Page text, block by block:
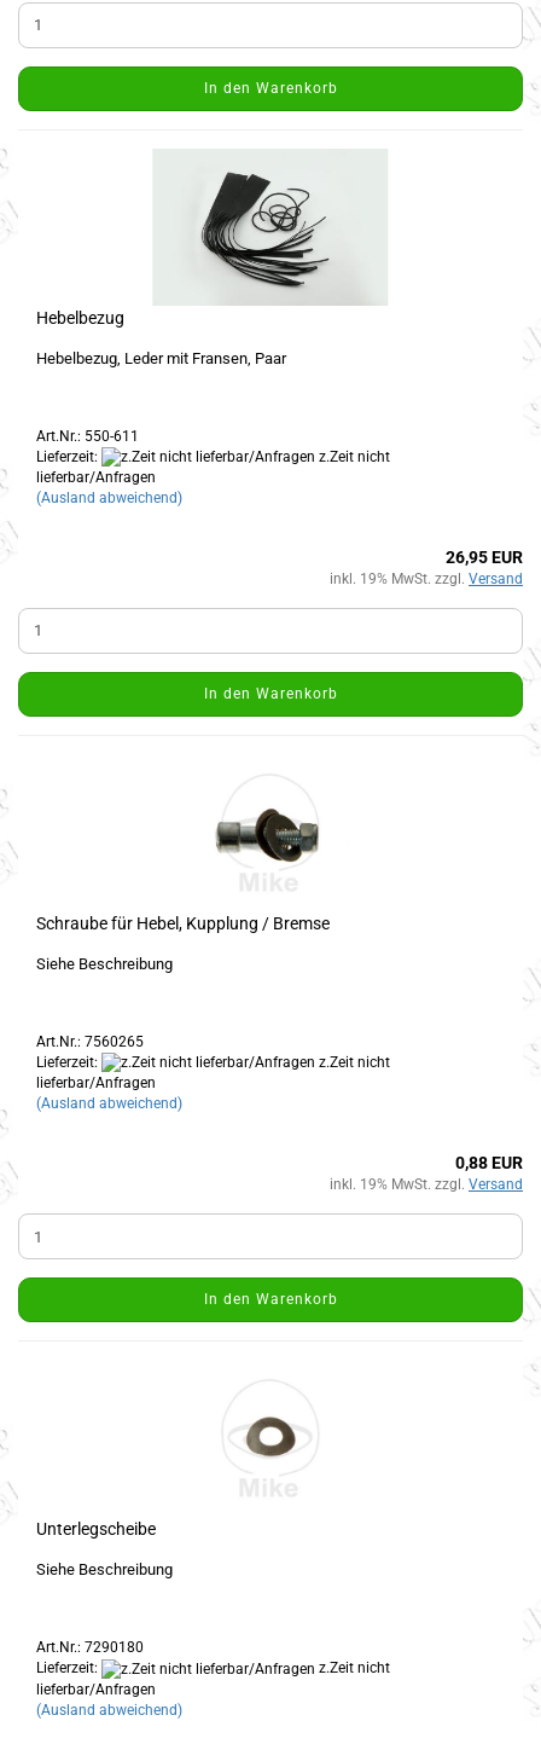
In den Warenkorb
Hebelbezug
Hebelbezug, Leder mit Fransen, Paar
Art.Nr.: 550-611
Lieferzeit:
z.Zeit nicht
lieferbar/Anfragen
(Ausland abweichend)
26,95 EUR
inkl. 19% MwSt. zzgl. Versand
In den Warenkorb
Schraube für Hebel, Kupplung / Bremse
Siehe Beschreibung
Art.Nr.: 7560265
Lieferzeit:
z.Zeit nicht
lieferbar/Anfragen
(Ausland abweichend)
0,88 EUR
inkl. 19% MwSt. zzgl. Versand
In den Warenkorb
Unterlegscheibe
Siehe Beschreibung
Art.Nr.: 7290180
Lieferzeit:
z.Zeit nicht
lieferbar/Anfragen
(Ausland abweichend)